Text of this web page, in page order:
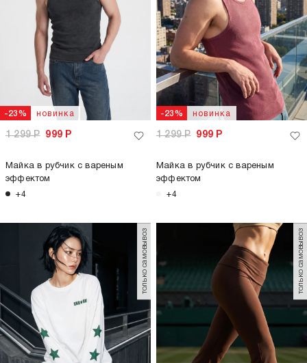
-23% новинка
1 299Р 999 Р
Майка в рубчик с вареным
эффектом
+4
-23% новинка
1 299Р 999 Р
Майка в рубчик с вареным
эффектом
+4
только самовывоз только самовывоз